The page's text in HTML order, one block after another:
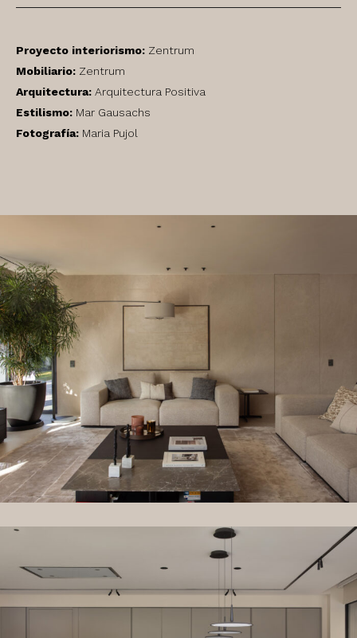
Proyecto interiorismo: Zentrum
Mobiliario: Zentrum
Arquitectura: Arquitectura Positiva
Estilismo: Mar Gausachs
Fotografía: Maria Pujol